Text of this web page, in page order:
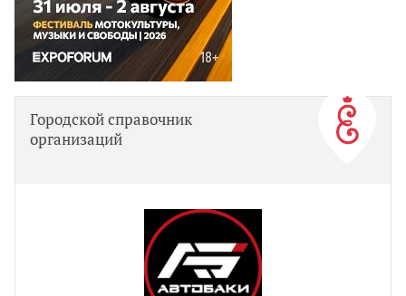
Городской справочник
организаций